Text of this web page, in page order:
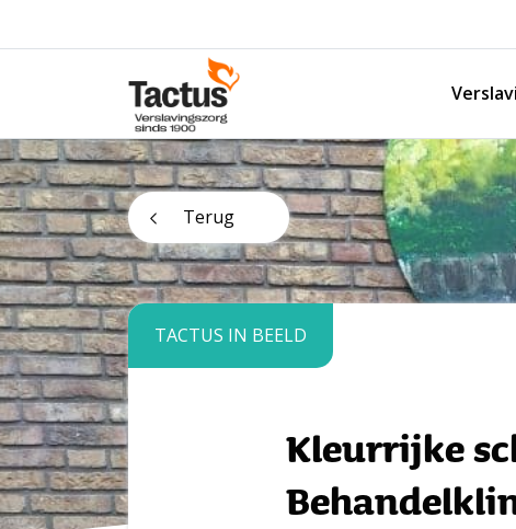
Tactus Verslavingszorg
Terug
TACTUS IN BEELD
Kleurrijke